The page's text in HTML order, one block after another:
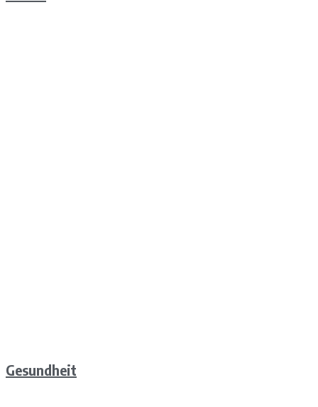
Gesundheit